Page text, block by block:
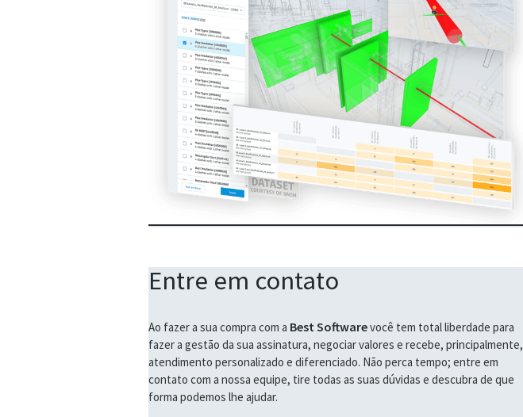
Entre em contato
Ao fazer a sua compra com a Best Softwarevocê tem total liberdade para
fazer a gestão da sua assinatura, negociar valores e recebe, principalmente,
atendimento personalizado e diferenciado. Não perca tempo; entre em
contato com a nossa equipe, tire todas as suas dúvidas e descubra de que
forma podemos lhe ajudar.